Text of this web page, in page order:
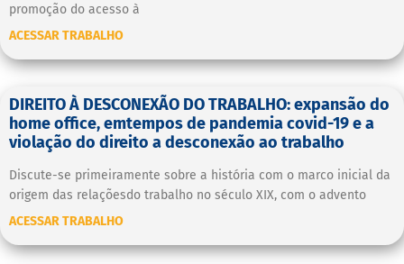
promoção do acesso à
ACESSAR TRABALHO
DIREITO À DESCONEXÃO DO TRABALHO: expansão do
home office, emtempos de pandemia covid-19 e a
violação do direito a desconexão ao trabalho
Discute-se primeiramente sobre a história com o marco inicial da
origem das relaçõesdo trabalho no século XIX, com o advento
ACESSAR TRABALHO